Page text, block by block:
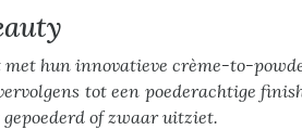
hun innovatieve crème-to-
tot een poederachtige
of zwaar uitziet.